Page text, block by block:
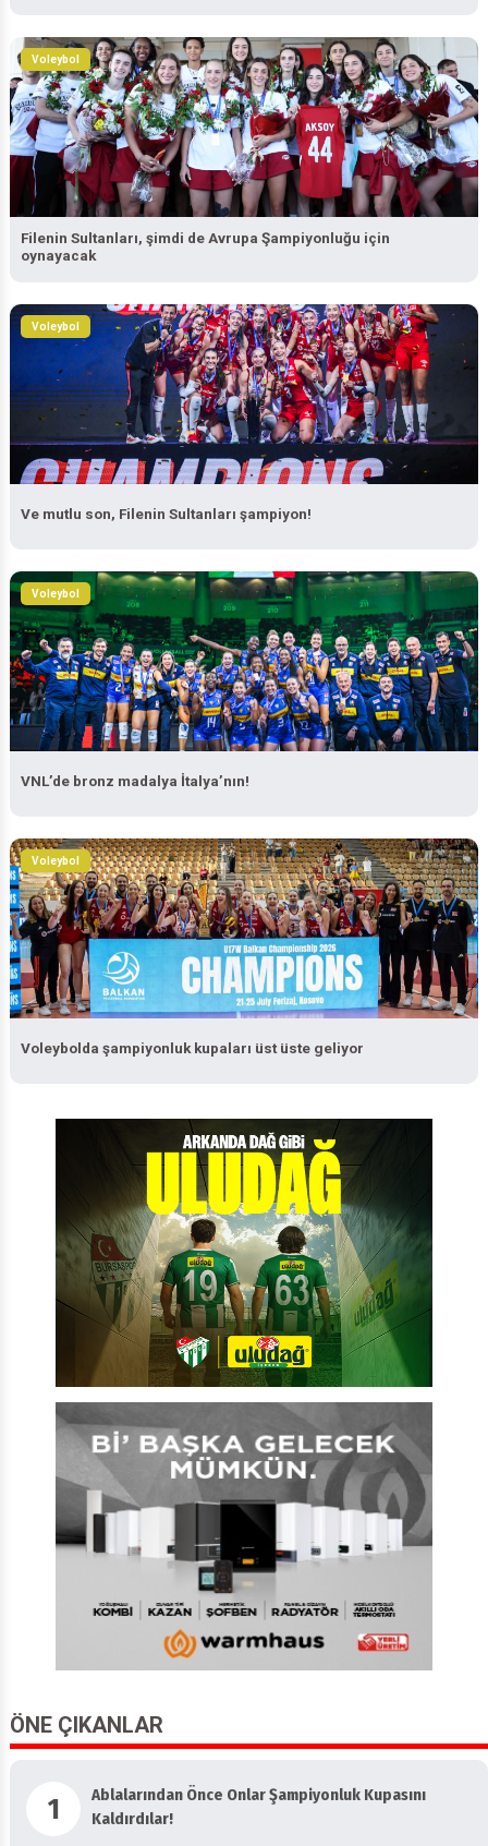
Voleybol
Filenin Sultanları, şimdi de Avrupa Şampiyonluğu için
oynayacak
Voleybol
Ve mutlu son, Filenin Sultanları şampiyon!
Voleybol
VNL’de bronz madalya İtalya’nın!
Voleybol
Voleybolda şampiyonluk kupaları üst üste geliyor
ÖNE ÇIKANLAR
1
Ablalarından Önce Onlar Şampiyonluk Kupasını
Kaldırdılar!